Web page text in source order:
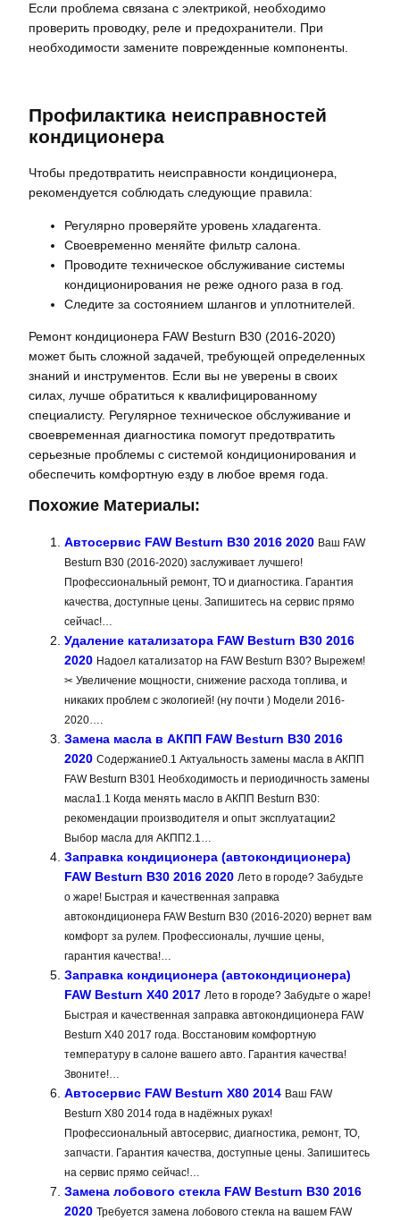
Если проблема связана с электрикой‚ необходимо
проверить проводку‚ реле и предохранители. При
необходимости замените поврежденные компоненты.
Профилактика неисправностей
кондиционера
Чтобы предотвратить неисправности кондиционера‚
рекомендуется соблюдать следующие правила:
Регулярно проверяйте уровень хладагента.
Своевременно меняйте фильтр салона.
Проводите техническое обслуживание системы
кондиционирования не реже одного раза в год.
Следите за состоянием шлангов и уплотнителей.
Ремонт кондиционера FAW Besturn B30 (2016-2020)
может быть сложной задачей‚ требующей определенных
знаний и инструментов. Если вы не уверены в своих
силах‚ лучше обратиться к квалифицированному
специалисту. Регулярное техническое обслуживание и
своевременная диагностика помогут предотвратить
серьезные проблемы с системой кондиционирования и
обеспечить комфортную езду в любое время года.
Похожие Материалы:
Автосервис FAW Besturn B30 2016 2020 Ваш FAW
Besturn B30 (2016-2020) заслуживает лучшего!
Профессиональный ремонт, ТО и диагностика. Гарантия
качества, доступные цены. Запишитесь на сервис прямо
сейчас!…
Удаление катализатора FAW Besturn B30 2016
2020 Надоел катализатор на FAW Besturn B30? Вырежем!
✂ Увеличение мощности, снижение расхода топлива, и
никаких проблем с экологией! (ну почти ) Модели 2016-
2020….
Замена масла в АКПП FAW Besturn B30 2016
2020 Содержание0.1 Актуальность замены масла в АКПП
FAW Besturn B301 Необходимость и периодичность замены
масла1.1 Когда менять масло в АКПП Besturn B30:
рекомендации производителя и опыт эксплуатации2
Выбор масла для АКПП2.1…
Заправка кондиционера (автокондиционера)
FAW Besturn B30 2016 2020 Лето в городе? Забудьте
о жаре! Быстрая и качественная заправка
автокондиционера FAW Besturn B30 (2016-2020) вернет вам
комфорт за рулем. Профессионалы, лучшие цены,
гарантия качества!…
Заправка кондиционера (автокондиционера)
FAW Besturn X40 2017 Лето в городе? Забудьте о жаре!
Быстрая и качественная заправка автокондиционера FAW
Besturn X40 2017 года. Восстановим комфортную
температуру в салоне вашего авто. Гарантия качества!
Звоните!…
Автосервис FAW Besturn X80 2014 Ваш FAW
Besturn X80 2014 года в надёжных руках!
Профессиональный автосервис, диагностика, ремонт, ТО,
запчасти. Гарантия качества, доступные цены. Запишитесь
на сервис прямо сейчас!…
Замена лобового стекла FAW Besturn B30 2016
2020 Требуется замена лобового стекла на вашем FAW